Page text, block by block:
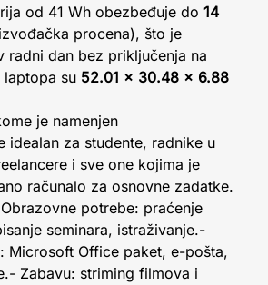
od 41 Wh obezbeđuje do 14
procena), što je
radni dan bez priključenja na
laptopa su 52.01 x 30.48 x 6.88
je namenjen
idealan za studente, radnike u
i sve one kojima je
računalo za osnovne zadatke.
potrebe: praćenje
seminara, istraživanje.-
Microsoft Office paket, e-pošta,
Zabavu: striming filmova i